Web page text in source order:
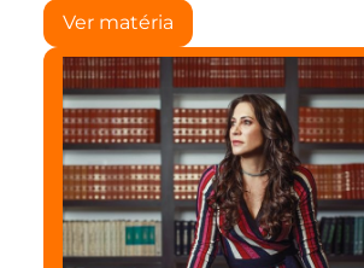
Ver matéria